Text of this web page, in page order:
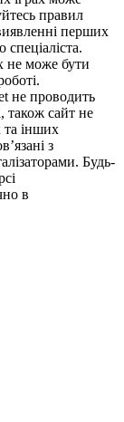
правил
перших
спеціаліста.
не може бути
не проводить
також сайт не
та інших
з
Будь-
в